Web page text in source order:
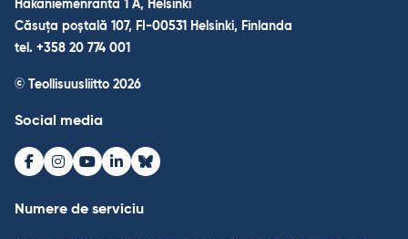
Hakaniemenranta 1 A, Helsinki
Căsuța poștală 107, FI-00531 Helsinki, Finlanda
tel. +358 20 774 001
© Teollisuusliitto 2026
Social media
Facebook
Instagram
Youtube
LinkedInBluesky
Numere de serviciu